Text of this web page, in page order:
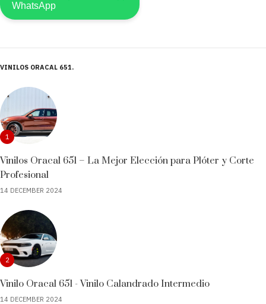
VINILOS ORACAL 651
1
Vinilos Oracal 651 – La Mejor Elección para Plóter y Corte
Profesional
14 DECEMBER 2024
2
Vinilo Oracal 651 - Vinilo Calandrado Intermedio
14 DECEMBER 2024